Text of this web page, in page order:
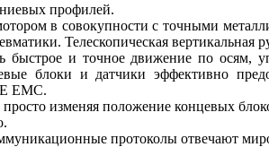
профилей.
в совокупности с точными
Телескопическая вертикальная
быстрое и точное движение по
блоки и датчики эффективно
EMC.
изменяя положение концевых
протоколы отвечают